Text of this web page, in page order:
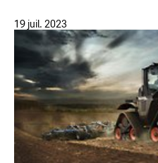
19 juil. 2023